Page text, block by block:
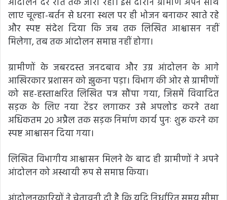
लाए चूल्हा-बर्तन से धरना स्थल पर ही भोजन बनाकर खाते रहे
और स्पष्ट संदेश दिया कि जब तक लिखित आश्वासन नहीं
मिलेगा, तब तक आंदोलन समाप्त नहीं होगा।
ग्रामीणों के जबरदस्त जनदबाव और उग्र आंदोलन के आगे
आखिरकार प्रशासन को झुकना पड़ा। विभाग की ओर से ग्रामीणों
को सह-हस्ताक्षरित लिखित पत्र सौंपा गया, जिसमें विवादित
सड़क के लिए नया टेंडर लगाकर उसे अपलोड करने तथा
अधिकतम 20 अप्रैल तक सड़क निर्माण कार्य पुनः शुरू करने का
स्पष्ट आश्वासन दिया गया।
लिखित विभागीय आश्वासन मिलने के बाद ही ग्रामीणों ने अपने
आंदोलन को अस्थायी रूप से समाप्त किया।